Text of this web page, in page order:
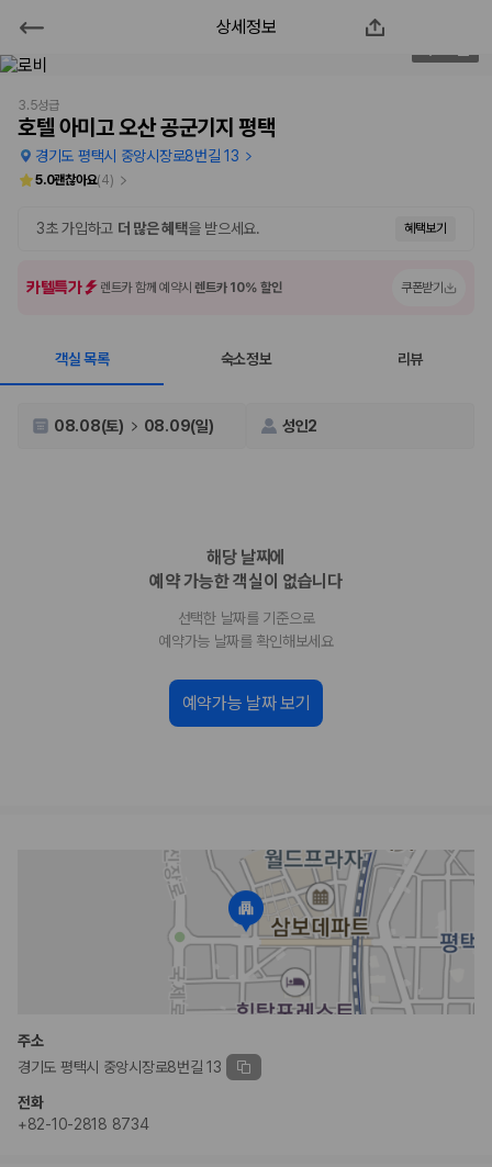
호텔 아미고 오산 공군기지 평택
2000만 이용고객이 선택한 제주 렌트카 가격비교 플랫폼
제주렌트카 가격비교는 카모아에서 한 번에
제주도 렌트카는 업체마다 차량 가격, 보험 조건, 면책금, 보상 한도, 인수
장소, 취소 규정이 다릅니다. 카모아는 여러 제주 렌트카 업체의 조건을 한
경차, 소형, 준중형, 중형, SUV, 승합차 등 여행
인원에 맞는 차종별 가격을 비교합니다.
제주공항 인수 조건 비교: 셔틀 이동, 인수 위치, 반납 편의성을 함께
비교 후 원하는 차량을 바로 예약할 수 있습니다.
제주렌트카 실시간 가격비교 바로가기
제주렌트카 최저가는 차량 기본요금만으로 판단하기 어렵습니다. 보험 포
함 여부, 면책금, 보상 한도, 옵션 비용, 취소 수수료를 함께 확인해야 실제
로 저렴한 차량을 고를 수 있습니다.
2. 보험 조건은 가격만큼 중요합니다
완전자차와 슈퍼자차는 업체별 보장 범위가 다를 수 있습니다. 카모아에서
는 제주 렌트카 가격과 함께 보험 조건을 비교해 여행 스타일에 맞는 보장
수준을 선택할 수 있습니다.
3. 제주공항 접근성과 셔틀 조건을 함께 확인하세요
제주 렌트카는 차량 인수 위치와 셔틀 편의성에 따라 실제 이용 만족도가
상세정보
3.5성급
호텔 아미고 오산 공군기지 평택
경기도 평택시 중앙시장로8번길 13
5.0괜찮아요(4)
3초 가입하고 더 많은 혜택을 받으세요. 혜택보기
카텔특가 렌트카 함께 예약시렌트카 10% 할인 쿠폰받기
객실 목록 숙소정보 리뷰
08.08(토) 08.09(일) 성인2
해당 날짜에
예약 가능한 객실이 없습니다
선택한 날짜를 기준으로
예약가능 날짜를 확인해보세요
예약가능 날짜 보기
주소
경기도 평택시 중앙시장로8번길 13
전화
+82-10-2818 8734